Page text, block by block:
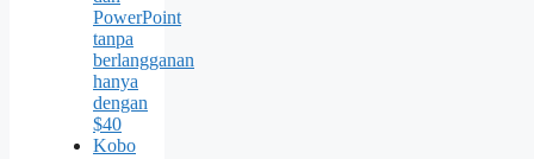
PowerPoint
tanpa
berlangganan
hanya
dengan
$40
Kobo